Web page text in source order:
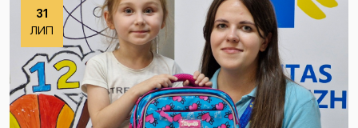
31
ЛИП